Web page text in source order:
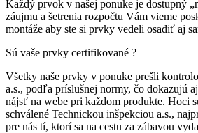
Každý prvok v našej ponuke je dostupný
záujmu a šetrenia rozpočtu Vám vieme
montáže aby ste si prvky vedeli osadiť aj
Sú vaše prvky certifikované ?
Všetky naše prvky v ponuke prešli
a.s., podľa príslušnej normy, čo dokazujú
nájsť na webe pri každom produkte. Hoci
schválené Technickou inšpekciou a.s.,
pre nás tí, ktorí sa na cestu za zábavou